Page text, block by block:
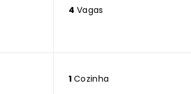
4 Vagas
1 Cozinha